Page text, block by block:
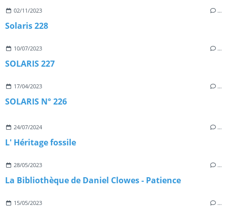
02/11/2023 …
Solaris 228
10/07/2023 …
SOLARIS 227
17/04/2023 …
SOLARIS N° 226
24/07/2024 …
L' Héritage fossile
28/05/2023 …
La Bibliothèque de Daniel Clowes - Patience
15/05/2023 …